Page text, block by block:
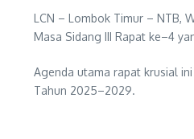
LCN – Lombok Timur – NTB,
Masa Sidang III Rapat ke–4
Agenda utama rapat krusial
Tahun 2025–2029.